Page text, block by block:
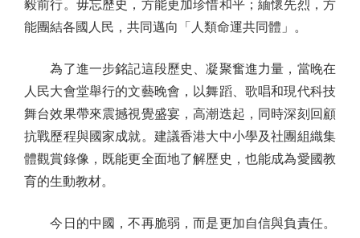
毅前行。毋忘歷史，方能更加珍惜和平；緬懷先烈，方
能團結各國人民，共同邁向「人類命運共同體」。
為了進一步銘記這段歷史、凝聚奮進力量，當晚在
人民大會堂舉行的文藝晚會，以舞蹈、歌唱和現代科技
舞台效果帶來震撼視覺盛宴，高潮迭起，同時深刻回顧
抗戰歷程與國家成就。建議香港大中小學及社團組織集
體觀賞錄像，既能更全面地了解歷史，也能成為愛國教
育的生動教材。
今日的中國，不再脆弱，而是更加自信與負責任。